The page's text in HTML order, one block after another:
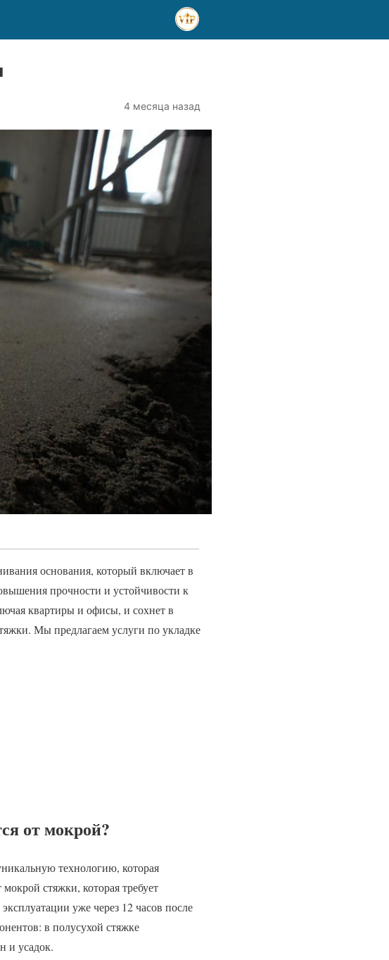
4 месяца назад
основания, который включает в
прочности и устойчивости к
квартиры и офисы, и сохнет в
Мы предлагаем услуги по укладке
от мокрой?
технологию, которая
стяжки, которая требует
уже через 12 часов после
в полусухой стяжке
и усадок.